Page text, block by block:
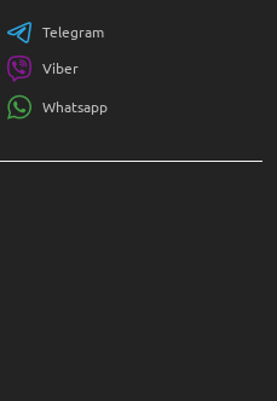
Telegram
Viber
Whatsapp